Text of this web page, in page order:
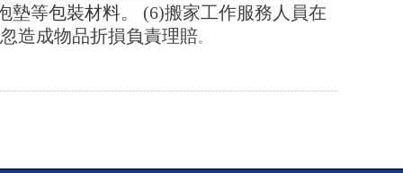
墊等包裝材料。 (6)搬家工作服務人員在
造成物品折損負責理賠。